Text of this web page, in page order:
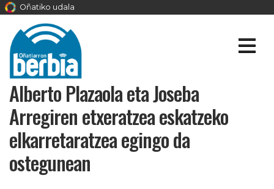
Oñatiko udala
Alberto Plazaola eta Joseba
Arregiren etxeratzea eskatzeko
elkarretaratzea egingo da
ostegunean